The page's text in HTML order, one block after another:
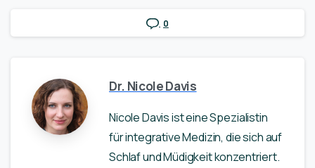
0
Dr. Nicole Davis
Nicole Davis ist eine Spezialistin
für integrative Medizin, die sich auf
Schlaf und Müdigkeit konzentriert.